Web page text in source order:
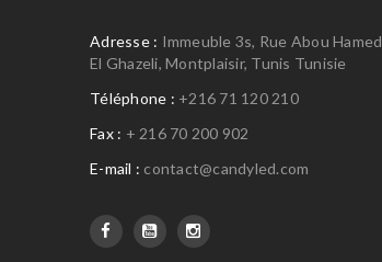
Adresse : Immeuble 3s, Rue Abou Hamed
El Ghazeli, Montplaisir, Tunis Tunisie
Téléphone : +216 71 120 210
Fax : + 216 70 200 902
E-mail : contact@candyled.com